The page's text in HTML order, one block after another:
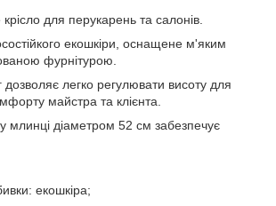
для перукарень та салонів.
екошкіри, оснащене м'яким
фурнітурою.
дозволяє легко регулювати висоту для
майстра та клієнта.
млинці діаметром 52 см забезпечує
екошкіра;